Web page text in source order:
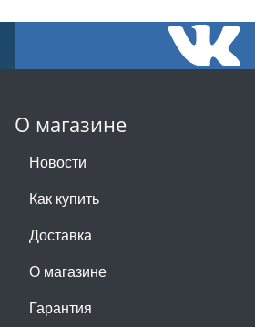
О магазине
Новости
Как купить
Доставка
О магазине
Гарантия